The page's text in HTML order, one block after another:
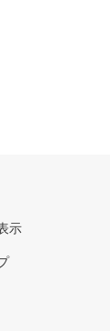
示